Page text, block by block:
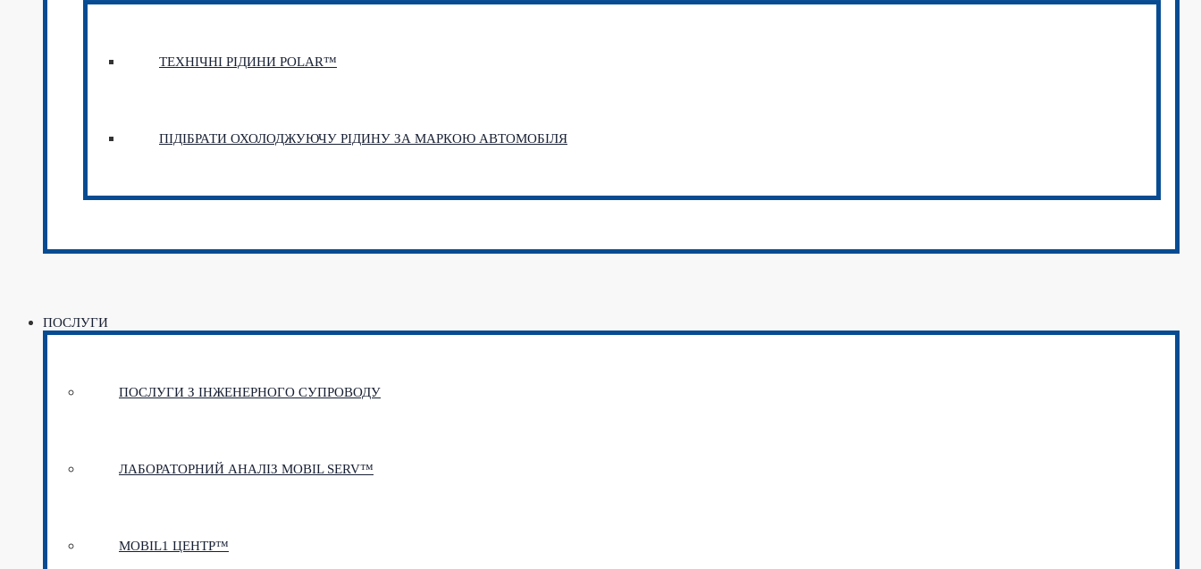
ТЕХНІЧНІ РІДИНИ POLAR™
ПІДІБРАТИ ОХОЛОДЖУЮЧУ РІДИНУ ЗА МАРКОЮ АВТОМОБІЛЯ
ПОСЛУГИ
ПОСЛУГИ З ІНЖЕНЕРНОГО СУПРОВОДУ
ЛАБОРАТОРНИЙ АНАЛІЗ MOBIL SERV™
MOBIL1 ЦЕНТР™​